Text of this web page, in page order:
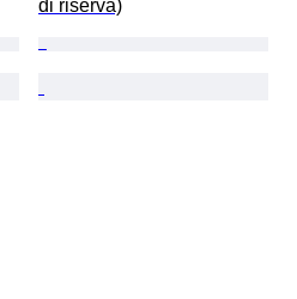
di riserva)